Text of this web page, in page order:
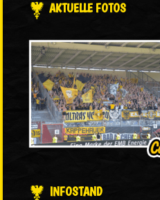
AKTUELLE FOTOS
INFOSTAND